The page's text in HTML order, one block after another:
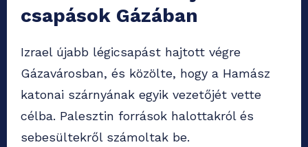
csapások Gázában
Izrael újabb légicsapást hajtott végre
Gázavárosban, és közölte, hogy a Hamász
katonai szárnyának egyik vezetőjét vette
célba. Palesztin források halottakról és
sebesültekről számoltak be.